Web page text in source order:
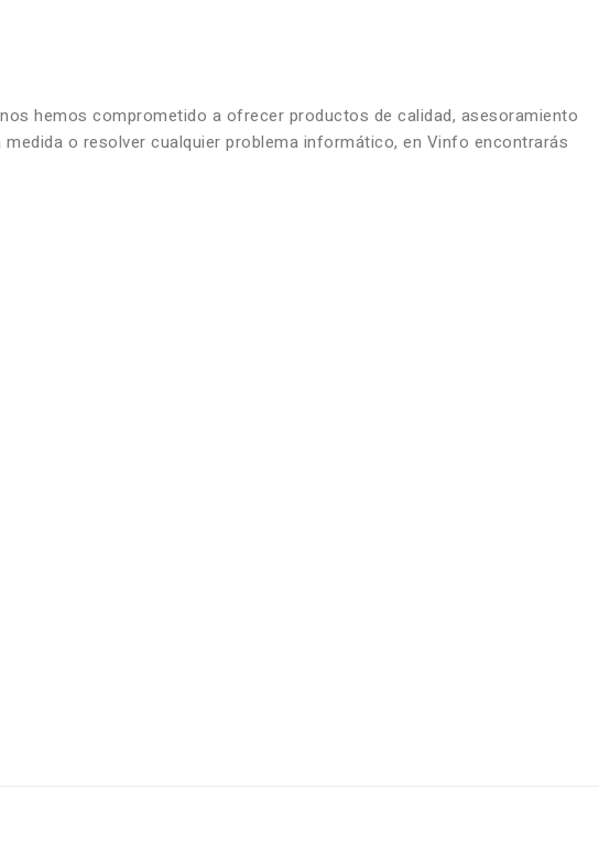
hemos comprometido a ofrecer productos de calidad, asesoramiento
o resolver cualquier problema informático, en Vinfo encontrarás